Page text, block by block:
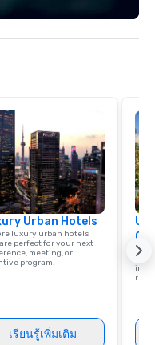
engaging information
Dining When meeting
corporate group
Smacking Foodie
group is assured a
experience with three
signature dishes at
Our affordable tours
person with tax and
included. The only
provides guests a
at various stops. Build Your Network
Urban Hotels
luxury urban hotels
perfect for your next
meeting, or
program.
เรียนรู้เพิ่มเติม
Find